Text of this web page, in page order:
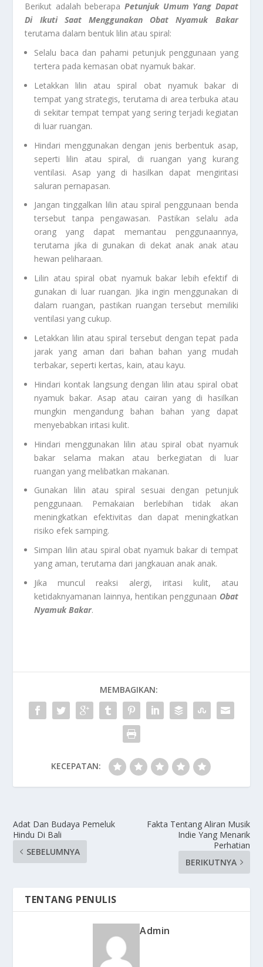
Berikut adalah beberapa Petunjuk Umum Yang Dapat
Di Ikuti Saat Menggunakan Obat Nyamuk
Bakar
terutama dalam bentuk lilin atau spiral:
Selalu baca dan pahami petunjuk penggunaan yang
tertera pada kemasan obat nyamuk bakar.
Letakkan lilin atau spiral obat nyamuk bakar di
tempat yang strategis, terutama di area terbuka atau
di sekitar tempat tempat yang sering terjadi kegiatan
di luar ruangan.
Hindari menggunakan dengan jenis berbentuk asap,
seperti lilin atau spiral, di ruangan yang kurang
ventilasi. Asap yang di hasilkan dapat mengiritasi
saluran pernapasan.
Jangan tinggalkan lilin atau spiral penggunaan benda
tersebut tanpa pengawasan. Pastikan selalu ada
orang yang dapat memantau penggunaannya,
terutama jika di gunakan di dekat anak anak atau
hewan peliharaan.
Lilin atau spiral obat nyamuk bakar lebih efektif di
gunakan di luar ruangan. Jika ingin menggunakan di
dalam ruangan, pastikan ruangan tersebut memiliki
ventilasi yang cukup.
Letakkan lilin atau spiral tersebut dengan tepat pada
jarak yang aman dari bahan bahan yang mudah
terbakar, seperti kertas, kain, atau kayu.
Hindari kontak langsung dengan lilin atau spiral obat
nyamuk bakar. Asap atau cairan yang di hasilkan
mungkin mengandung bahan bahan yang dapat
menyebabkan iritasi kulit.
Hindari menggunakan lilin atau spiral obat nyamuk
bakar selama makan atau berkegiatan di luar
ruangan yang melibatkan makanan.
Gunakan lilin atau spiral sesuai dengan petunjuk
penggunaan. Pemakaian berlebihan tidak akan
meningkatkan efektivitas dan dapat meningkatkan
risiko efek samping.
Simpan lilin atau spiral obat nyamuk bakar di tempat
yang aman, terutama dari jangkauan anak anak.
Jika muncul reaksi alergi, iritasi kulit, atau
ketidaknyamanan lainnya, hentikan penggunaan Obat
Nyamuk Bakar.
MEMBAGIKAN:
KECEPATAN:
Adat Dan Budaya Pemeluk
Hindu Di Bali
SEBELUMNYA
Fakta Tentang Aliran Musik
Indie Yang Menarik
Perhatian
BERIKUTNYA
TENTANG PENULIS
Admin